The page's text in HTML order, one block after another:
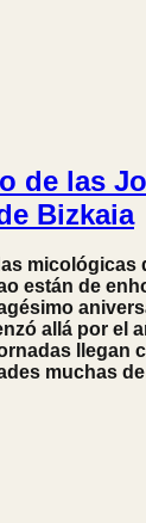
de las
Bizkaia
micológicas
están de
allá por el
llegan
muchas